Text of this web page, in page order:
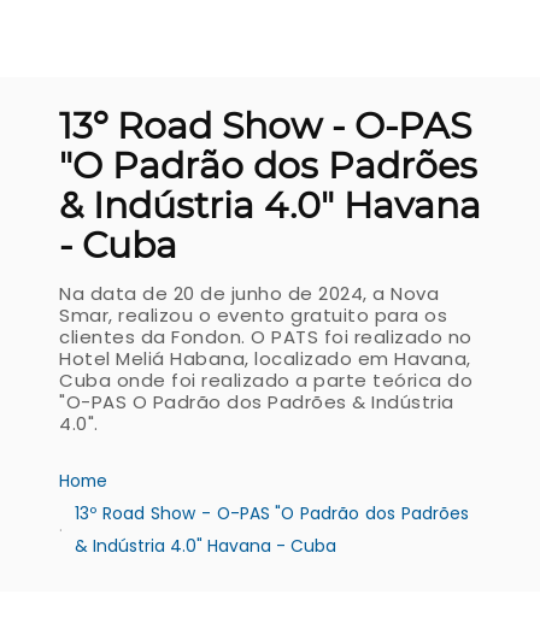
13º Road Show - O-PAS
"O Padrão dos Padrões
& Indústria 4.0" Havana
- Cuba
Na data de 20 de junho de 2024, a Nova
Smar, realizou o evento gratuito para os
clientes da Fondon. O PATS foi realizado no
Hotel Meliá Habana, localizado em Havana,
Cuba onde foi realizado a parte teórica do
"O-PAS O Padrão dos Padrões & Indústria
4.0".
Home
13º Road Show - O-PAS "O Padrão dos Padrões
& Indústria 4.0" Havana - Cuba